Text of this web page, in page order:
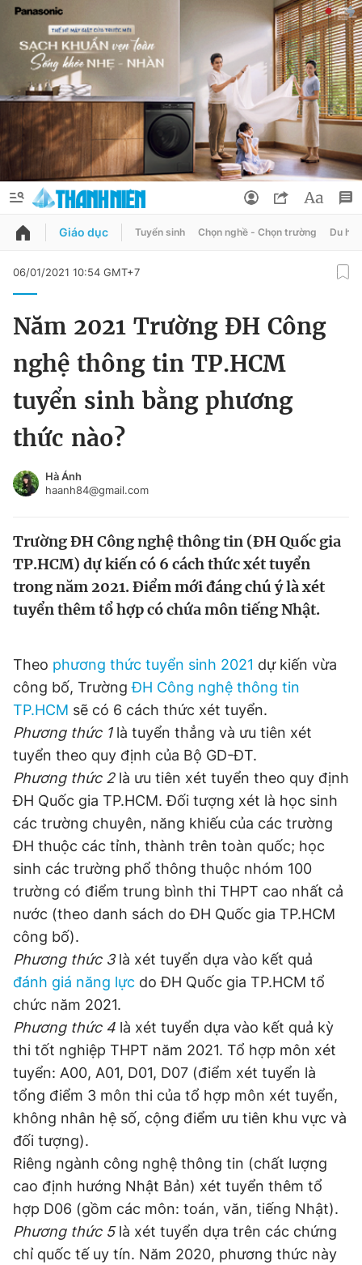
QUẢNG CÁO ĐẶT BÁO
Chuyên mục khác
Chào ngày mới Tin 24h
Tin thị trường
Sản phẩm khác
Tiện ích Bạn cần biết
Thông tin tòa soạn Liên hệ quảng cáo
Đọc Thanh Niên trên điện thoại
0906 645 777
Đặt báo Quảng cáo RSS Tòa soạn Chính sách bảo
Tổng biên tập: Nguyễn Ngọc Toàn
Phó tổng biên tập thường trực: Hải Thành
Phó tổng biên tập: Lâm Hiếu Dũng
Phó tổng biên tập: Trần Việt Hưng
Tổng thư ký tòa soạn: Đức Trung
Giấy phép xuất bản số 110/GP - BTTTT cấp ngày 24.3.2020
© 2003-2026 Bản quyền thuộc về Báo Thanh Niên. Cấm sao
chép dưới mọi hình thức nếu không có sự chấp thuận bằng văn
bản. Phát triển bởi ePi Technologies, JSC.
Đổi mật khẩu
Tin đã lưu
Tin đã xem
Đăng xuất
Giáo dục Tuyển sinh Chọn nghề - Chọn trường Du học
06/01/2021 10:54 GMT+7
Năm 2021 Trường ĐH Công
nghệ thông tin TP.HCM
tuyển sinh bằng phương
thức nào?
Hà Ánh
haanh84@gmail.com
Trường ĐH Công nghệ thông tin (ĐH Quốc gia
TP.HCM) dự kiến có 6 cách thức xét tuyển
trong năm 2021. Điểm mới đáng chú ý là xét
tuyển thêm tổ hợp có chứa môn tiếng Nhật.
Theo phương thức tuyển sinh 2021 dự kiến vừa
công bố, TrườngĐH Công nghệ thông tin
TP.HCM sẽ có 6 cách thức xét tuyển.
Phương thức 1là tuyển thẳng và ưu tiên xét
tuyển theo quy định của Bộ GD-ĐT.
Phương thức 2là ưu tiên xét tuyển theo quy định
ĐH Quốc gia TP.HCM. Đối tượng xét là học sinh
các trường chuyên, năng khiếu của các trường
ĐH thuộc các tỉnh, thành trên toàn quốc; học
sinh các trường phổ thông thuộc nhóm 100
trường có điểm trung bình thi THPT cao nhất cả
nước (theo danh sách do ĐH Quốc gia TP.HCM
công bố).
Phương thức 3là xét tuyển dựa vào kết quả
đánh giá năng lực do ĐH Quốc gia TP.HCM tổ
chức năm 2021.
Phương thức 4 là xét tuyển dựa vào kết quả kỳ
thi tốt nghiệp THPT năm 2021. Tổ hợp môn xét
tuyển: A00, A01, D01, D07 (điểm xét tuyển là
tổng điểm 3 môn thi của tổ hợp môn xét tuyển,
không nhân hệ số, cộng điểm ưu tiên khu vực và
đối tượng).
Riêng ngành công nghệ thông tin (chất lượng
cao định hướng Nhật Bản) xét tuyển thêm tổ
hợp D06 (gồm các môn: toán, văn, tiếng Nhật).
Phương thức 5là xét tuyển dựa trên các chứng
chỉ quốc tế uy tín. Năm 2020, phương thức này